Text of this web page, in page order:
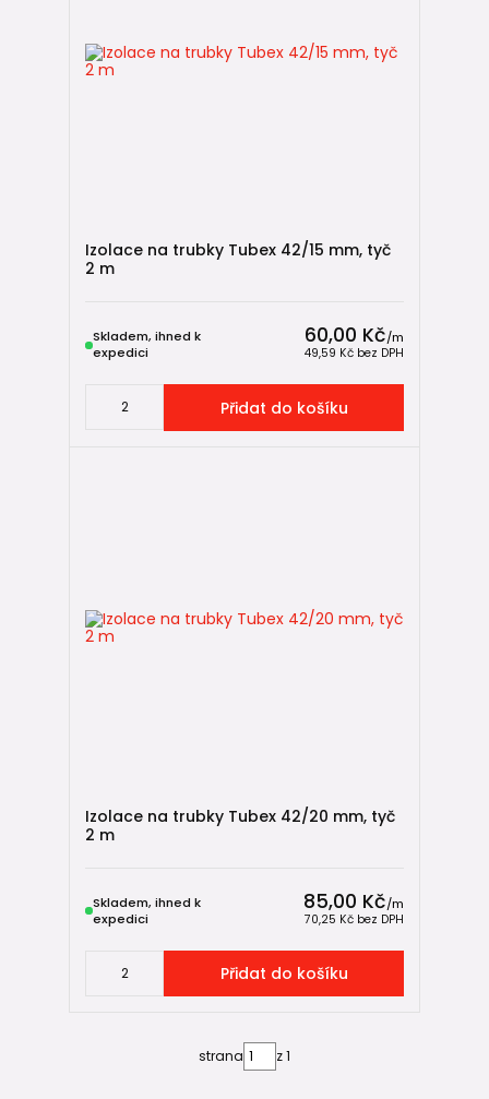
Izolace na trubky Tubex 42/15 mm, tyč
2 m
60,00 Kč/m
49,59 Kč bez DPH
Skladem, ihned k
expedici
Přidat do košíku
Izolace na trubky Tubex 42/20 mm, tyč
2 m
85,00 Kč/m
70,25 Kč bez DPH
Skladem, ihned k
expedici
Přidat do košíku
strana z 1